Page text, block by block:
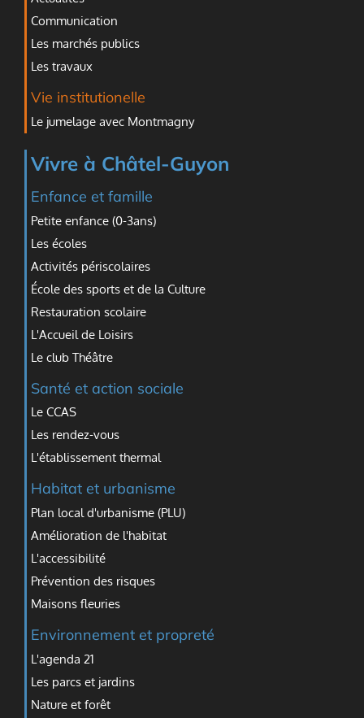
Communication
Les marchés publics
Les travaux
Vie institutionelle
Le jumelage avec Montmagny
Vivre à Châtel-Guyon
Enfance et famille
Petite enfance (0-3ans)
Les écoles
Activités périscolaires
École des sports et de la Culture
Restauration scolaire
L'Accueil de Loisirs
Le club Théâtre
Santé et action sociale
Le CCAS
Les rendez-vous
L'établissement thermal
Habitat et urbanisme
Plan local d'urbanisme (PLU)
Amélioration de l'habitat
L'accessibilité
Prévention des risques
Maisons fleuries
Environnement et propreté
L'agenda 21
Les parcs et jardins
Nature et forêt